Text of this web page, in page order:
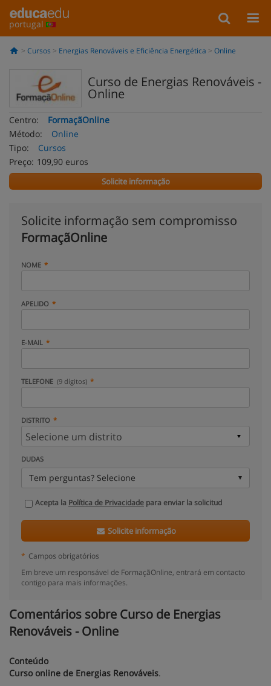
portugal
Cursos Energias Renováveis e Eficiência Energética Online
Curso de Energias Renováveis -
Online
Centro:
FormaçãOnline
Método:
Online
Tipo:
Cursos
Preço: 109,90 euros
Solicite informação
Solicite informação sem compromisso
FormaçãOnline
NOME
APELIDO
E-MAIL
TELEFONE (9 dígitos)
DISTRITO
DUDAS
Tem perguntas? Selecione
Acepta la Política de Privacidade para enviar la solicitud
Solicite informação
* Campos obrigatórios
Em breve um responsável de FormaçãOnline, entrará em contacto
contigo para mais informações.
Comentários sobre Curso de Energias
Renováveis - Online
Conteúdo
Curso online de Energias Renováveis.